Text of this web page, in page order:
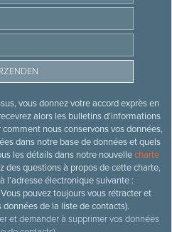
vous donnez votre accord exprès en
alors les bulletins d’informations
nous conservons vos données,
dans notre base de données et quels
les détails dans notre nouvellecharte
des questions à propos de cette charte,
l’adresse électronique suivante :
Vous pouvez toujours vous rétracter et
de la liste de contacts).
et demander à supprimer vos données